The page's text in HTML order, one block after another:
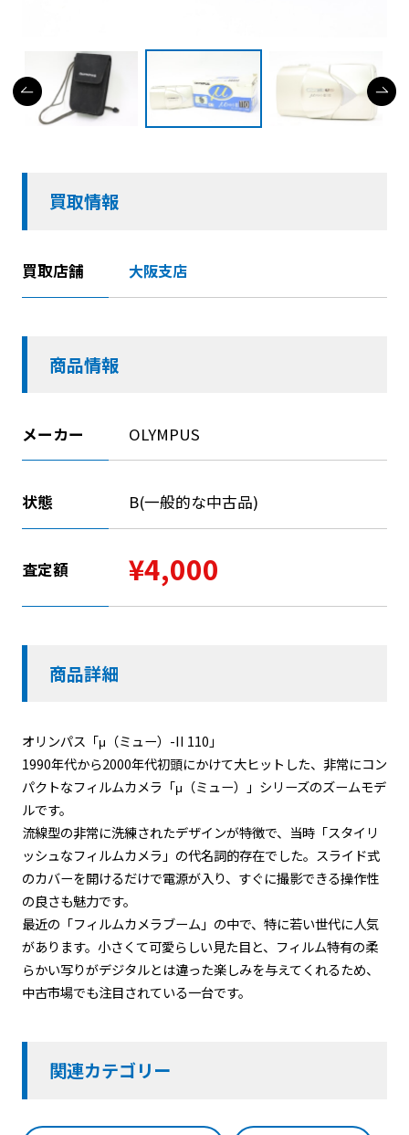
買取情報
買取店舗 大阪支店
商品情報
メーカー OLYMPUS
状態 B(一般的な中古品)
査定額 ¥4,000
商品詳細
オリンパス「μ（ミュー）-II 110」
1990年代から2000年代初頭にかけて大ヒットした、非常にコン
パクトなフィルムカメラ「μ（ミュー）」シリーズのズームモデ
ルです。
流線型の非常に洗練されたデザインが特徴で、当時「スタイリ
ッシュなフィルムカメラ」の代名詞的存在でした。スライド式
のカバーを開けるだけで電源が入り、すぐに撮影できる操作性
の良さも魅力です。
最近の「フィルムカメラブーム」の中で、特に若い世代に人気
があります。小さくて可愛らしい見た目と、フィルム特有の柔
らかい写りがデジタルとは違った楽しみを与えてくれるため、
中古市場でも注目されている一台です。
関連カテゴリー